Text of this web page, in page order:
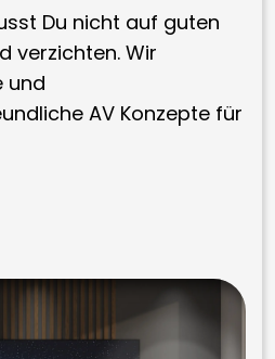
Du nicht auf guten
verzichten. Wir
und
AV Konzepte für